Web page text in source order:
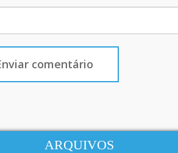
ARQUIVOS